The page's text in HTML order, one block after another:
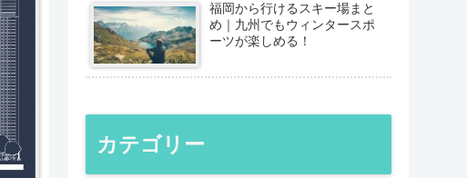
福岡から行けるスキー場まと
め｜九州でもウィンタースポ
ーツが楽しめる！
カテゴリー